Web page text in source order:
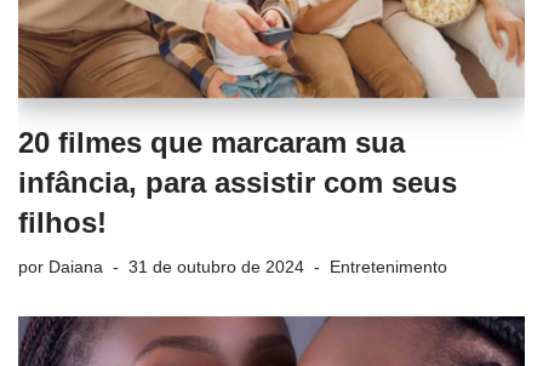
20 filmes que marcaram sua
infância, para assistir com seus
filhos!
por Daiana 31 de outubro de 2024 Entretenimento